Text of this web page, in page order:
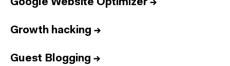
Google Website Optimizer→
Growth hacking →
Guest Blogging →